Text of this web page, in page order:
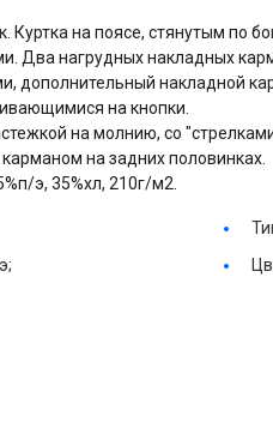
Куртка на поясе, стянутым по
Два нагрудных накладных
дополнительный накладной
на кнопки.
на молнию, со
на задних половинках.
э, 35%хл, 210г/м2.